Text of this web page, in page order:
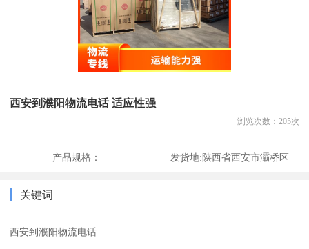
西安到濮阳物流电话 适应性强
浏览次数： 205次
产品规格： 发货地:陕西省西安市灞桥区
关键词
西安到濮阳物流电话